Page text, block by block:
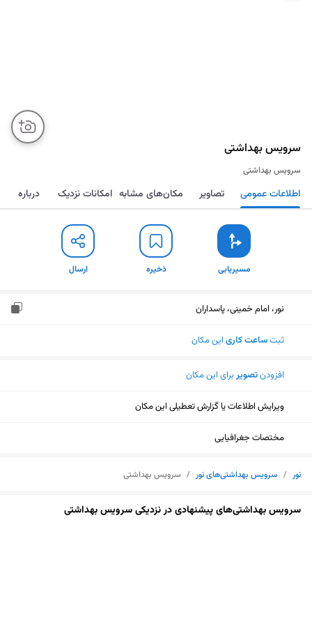
سرویس بهداشتی
سرویس بهداشتی
مسیریابی ذخیره ارسال اطلاعات عمومی تصاویر مکان‌های مشابه امکانات نزدیک درباره
مسیریابی ذخیره ارسال
نور، امام خمینی، پاسداران
ثبتساعت کاری این مکان
افزودنتصویربرای این مکان
ویرایش اطلاعات یا گزارش تعطیلی این مکان
مختصات جغرافیایی
نور / سرویس بهداشتی‌های نور / سرویس بهداشتی
سرویس بهداشتی‌های پیشنهادی در نزدیکی سرویس بهداشتی